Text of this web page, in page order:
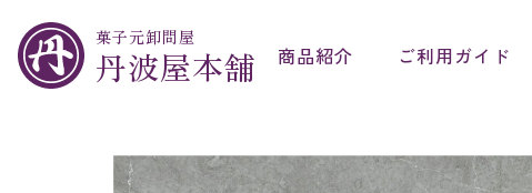
菓子元卸問屋
丹波屋本舗 商品紹介 ご利用ガイド